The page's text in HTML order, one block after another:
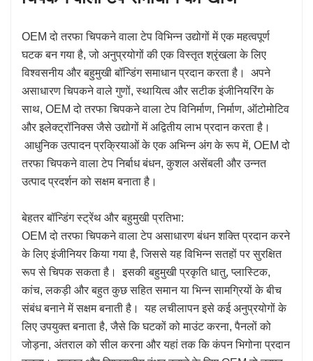
OEM दो तरफा चिपकने वाला टेप विभिन्न उद्योगों में एक महत्वपूर्ण
घटक बन गया है, जो अनुप्रयोगों की एक विस्तृत श्रृंखला के लिए
विश्वसनीय और बहुमुखी बॉन्डिंग समाधान प्रदान करता है। अपने
असाधारण चिपकने वाले गुणों, स्थायित्व और सटीक इंजीनियरिंग के
साथ, OEM दो तरफा चिपकने वाला टेप विनिर्माण, निर्माण, ऑटोमोटिव
और इलेक्ट्रॉनिक्स जैसे उद्योगों में अद्वितीय लाभ प्रदान करता है।
आधुनिक उत्पादन प्रक्रियाओं के एक अभिन्न अंग के रूप में, OEM दो
तरफा चिपकने वाला टेप निर्बाध बंधन, कुशल असेंबली और उन्नत
उत्पाद प्रदर्शन को सक्षम बनाता है।
बेहतर बॉन्डिंग स्ट्रेंथ और बहुमुखी प्रतिभा:
OEM दो तरफा चिपकने वाला टेप असाधारण बंधन शक्ति प्रदान करने
के लिए इंजीनियर किया गया है, जिससे यह विभिन्न सतहों पर सुरक्षित
रूप से चिपक सकता है। इसकी बहुमुखी प्रकृति धातु, प्लास्टिक,
कांच, लकड़ी और बहुत कुछ सहित समान या भिन्न सामग्रियों के बीच
संबंध बनाने में सक्षम बनाती है। यह लचीलापन इसे कई अनुप्रयोगों के
लिए उपयुक्त बनाता है, जैसे कि घटकों को माउंट करना, पैनलों को
जोड़ना, अंतराल को सील करना और यहां तक कि कंपन भिगोना प्रदान